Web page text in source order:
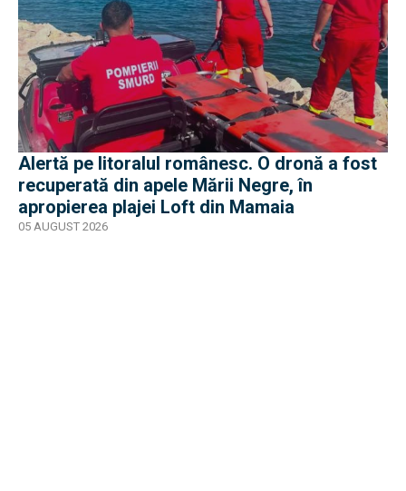
Alertă pe litoralul românesc. O dronă a fost
recuperată din apele Mării Negre, în
apropierea plajei Loft din Mamaia
05 AUGUST 2026